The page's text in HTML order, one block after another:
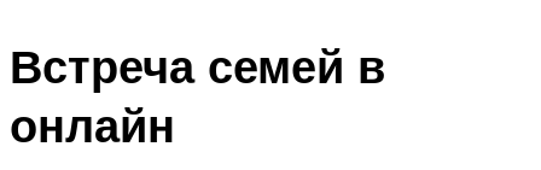
Встреча семей в
онлайн